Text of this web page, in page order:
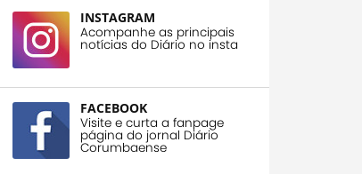
INSTAGRAM
Acompanhe as principais
notícias do Diário no insta
FACEBOOK
Visite e curta a fanpage
página do jornal Diário
Corumbaense